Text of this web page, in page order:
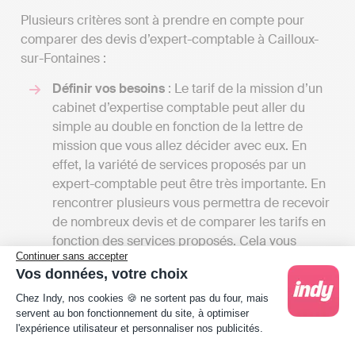
Continuer sans accepter
Vos données, votre choix
Plateforme de Gestion du Consentement :
Chez Indy, nos cookies 🍪 ne sortent pas du four, mais
servent au bon fonctionnement du site, à optimiser
l'expérience utilisateur et personnaliser nos publicités.
Plusieurs critères sont à prendre en compte pour
comparer des devis d’expert-comptable à Cailloux-
sur-Fontaines :
Définir vos besoins : Le tarif de la mission d’un
cabinet d’expertise comptable peut aller du
simple au double en fonction de la lettre de
mission que vous allez décider avec eux. En
effet, la variété de services proposés par un
expert-comptable peut être très importante. En
rencontrer plusieurs vous permettra de recevoir
de nombreux devis et de comparer les tarifs en
fonction des services proposés. Cela vous
permettra de voir ce qui se fait à Cailloux-sur-
Fontaines !
Comparer les tarifs: Les tarifs de cabinets
d’expertise comptable en France peuvent aller